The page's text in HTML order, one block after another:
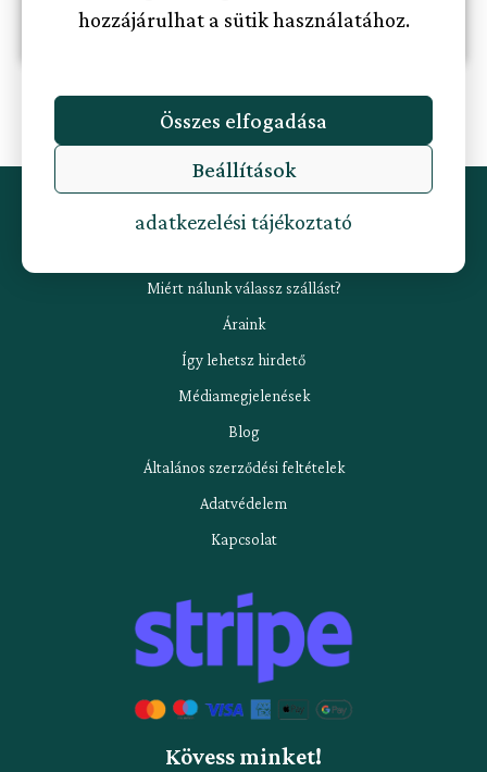
hozzájárulhat a sütik használatához.
Összes elfogadása
Beállítások
adatkezelési tájékoztató
Regisztráció
Információk
Miért nálunk válassz szállást?
Áraink
Így lehetsz hirdető
Médiamegjelenések
Blog
Általános szerződési feltételek
Adatvédelem
Kapcsolat
Kövess minket!